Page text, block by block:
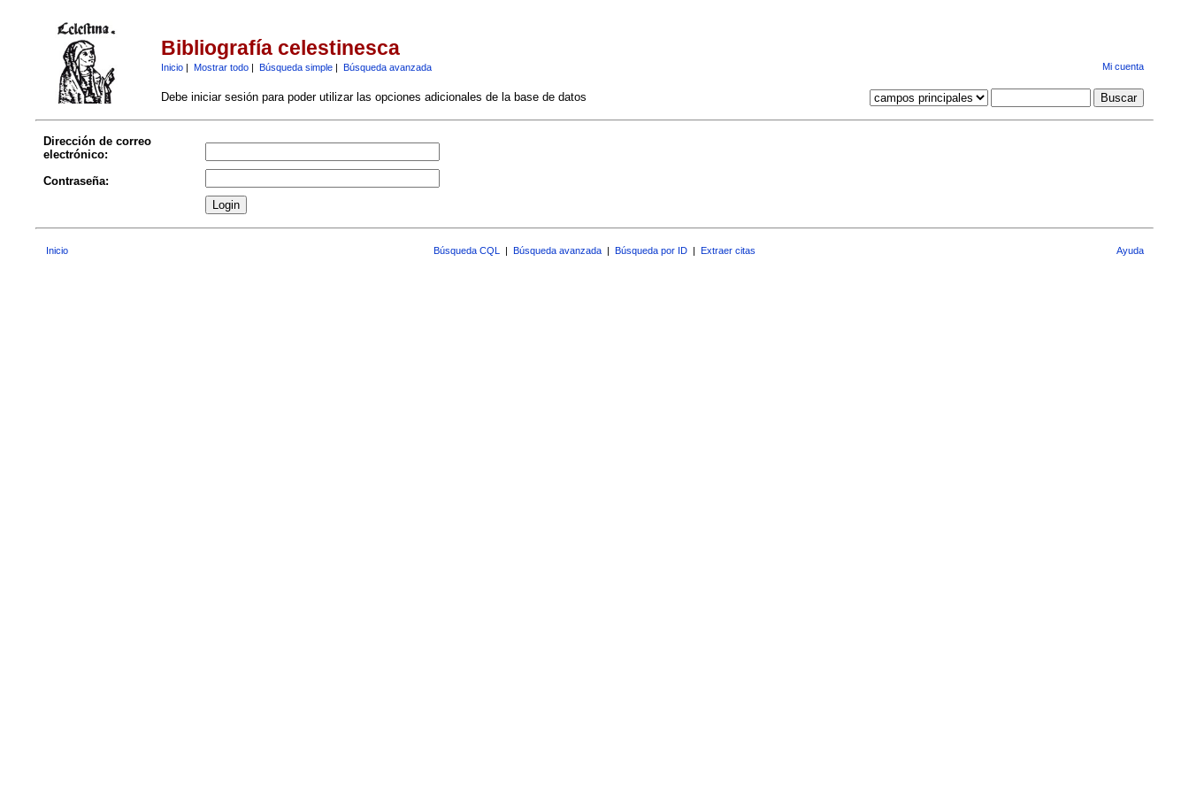
Bibliografía celestinesca
Inicio| Mostrar todo| Búsqueda simple| Búsqueda avanzada Mi cuenta
Debe iniciar sesión para poder utilizar las opciones adicionales de la base de datos
Dirección de correo
electrónico:
Contraseña:
Inicio Búsqueda CQL | Búsqueda avanzada | Búsqueda por ID | Extraer citas Ayuda